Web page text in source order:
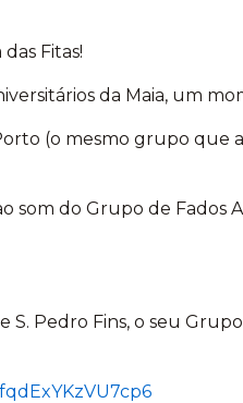
Fitas!
da Maia, um
(o mesmo grupo que
som do Grupo de Fados
Pedro Fins, o seu